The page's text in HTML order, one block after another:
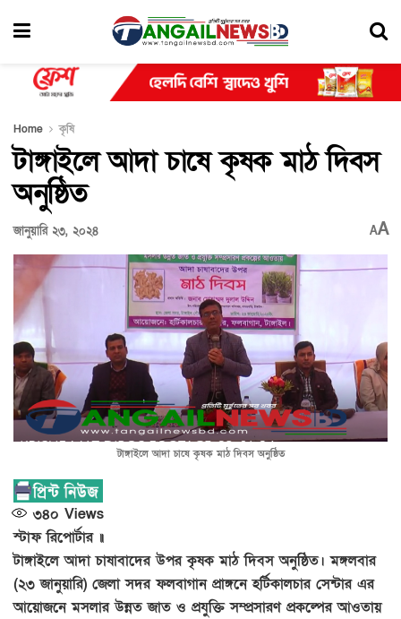
Home কৃষি
টাঙ্গাইলে আদা চাষে কৃষক মাঠ দিবস
অনুষ্ঠিত
জানুয়ারি ২৩, ২০২৪ AA
টাঙ্গাইলে আদা চাষে কৃষক মাঠ দিবস অনুষ্ঠিত
৩৪০ Views
স্টাফ রিপোর্টার ॥
টাঙ্গাইলে আদা চাষাবাদের উপর কৃষক মাঠ দিবস অনুষ্ঠিত। মঙ্গলবার
(২৩ জানুয়ারি) জেলা সদর ফলবাগান প্রাঙ্গনে হর্টিকালচার সেন্টার এর
আয়োজনে মসলার উন্নত জাত ও প্রযুক্তি সম্প্রসারণ প্রকল্পের আওতায়